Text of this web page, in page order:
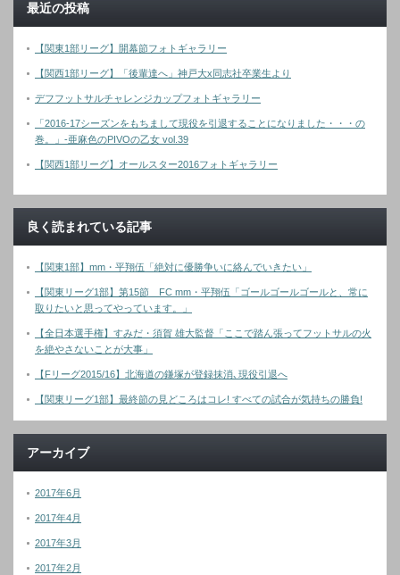
最近の投稿
【関東1部リーグ】開幕節フォトギャラリー
【関西1部リーグ】「後輩達へ」神戸大x同志社卒業生より
デフフットサルチャレンジカップフォトギャラリー
「2016-17シーズンをもちまして現役を引退することになりました・・・の
巻。」-亜麻色のPIVOの乙女 vol.39
【関西1部リーグ】オールスター2016フォトギャラリー
良く読まれている記事
【関東1部】mm・平翔伍「絶対に優勝争いに絡んでいきたい」
【関東リーグ1部】第15節 FC mm・平翔伍「ゴールゴールゴールと、常に
取りたいと思ってやっています。」
【全日本選手権】すみだ・須賀 雄大監督「ここで踏ん張ってフットサルの火
を絶やさないことが大事」
【Fリーグ2015/16】北海道の鎌塚が登録抹消､現役引退へ
【関東リーグ1部】最終節の見どころはコレ! すべての試合が気持ちの勝負!
アーカイブ
2017年6月
2017年4月
2017年3月
2017年2月